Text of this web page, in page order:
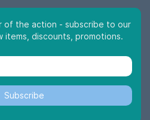
of the action - subscribe to our
items, discounts, promotions.
Subscribe